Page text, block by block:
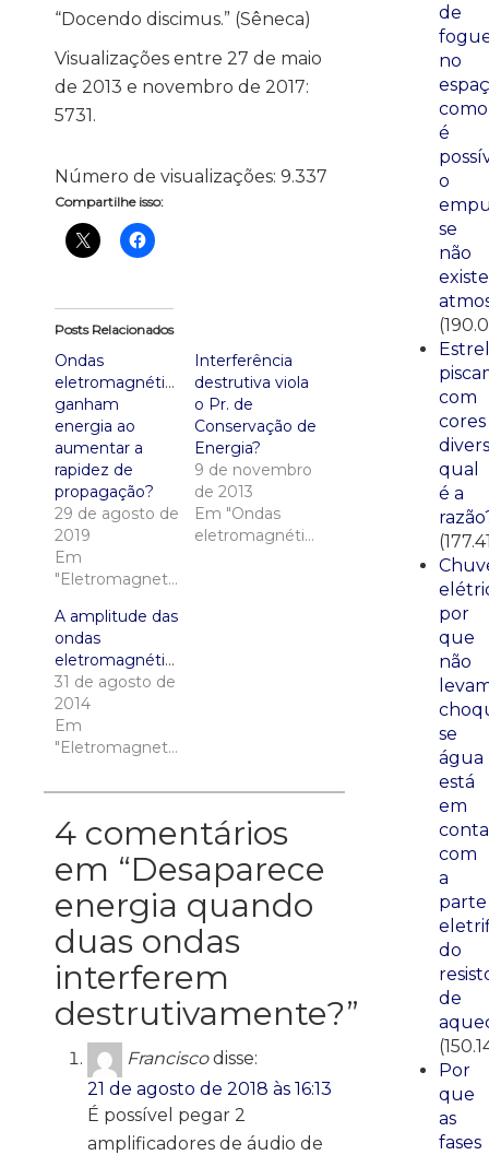
“Docendo discimus.” (Sêneca)
Visualizações entre 27 de maio
de 2013 e novembro de 2017:
5731.
Número de visualizações: 9.337
Compartilhe isso:
Posts Relacionados
Ondas
eletromagnéticas:
ganham
energia ao
aumentar a
rapidez de
propagação?
29 de agosto de
2019
Em
"Eletromagnetismo"
Interferência
destrutiva viola
o Pr. de
Conservação de
Energia?
9 de novembro
de 2013
Em "Ondas
eletromagnéticas"
A amplitude das
ondas
eletromagnéticas
31 de agosto de
2014
Em
"Eletromagnetismo"
4 comentários
em “Desaparece
energia quando
duas ondas
interferem
destrutivamente?”
Francisco disse:
21 de agosto de 2018 às 16:13
É possível pegar 2
amplificadores de áudio de
de
no
como
é
o
se
não
existe
com
cores
qual
é a
por
que
não
se
água
está
em
com
a
parte
do
de
Por
que
as
fases